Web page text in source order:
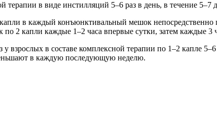
в виде инстилляций 5–6 раз в день, в течение 5–7
в каждый конъюнктивальный мешок непосредственно
капли каждые 1–2 часа впервые сутки, затем каждые 3
взрослых в составе комплексной терапии по 1–2 капле
в каждую последующую неделю.